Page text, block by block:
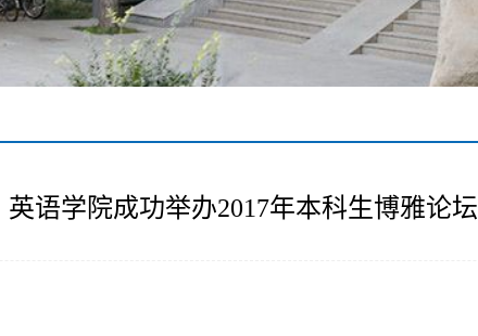
英语学院成功举办2017年本科生博雅论坛